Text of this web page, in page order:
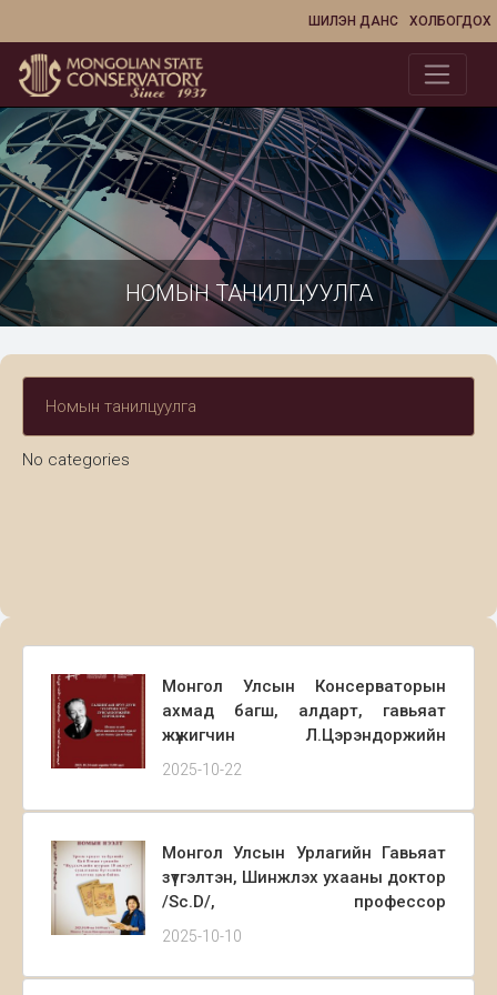
ХОЛБОГДОХ
ШИЛЭН ДАНС
НОМЫН ТАНИЛЦУУЛГА
Номын танилцуулга
No categories
Монгол Улсын Консерваторын
ахмад багш, алдарт, гавьяат
жүжигчин Л.Цэрэндоржийн
“Галбингаан яруу дуун” номын
байна.
2025-10-22
Монгол Улсын Урлагийн Гавьяат
зүтгэлтэн, Шинжлэх ухааны доктор
/Sc.D/, профессор
Л.Эрдэнэчимэгийн Цай Вэнжи
аялгуу” судалгааны бүтээлийн
2025-10-10